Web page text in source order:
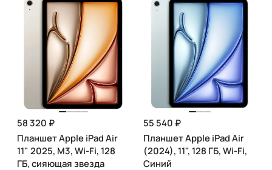
58 320 ₽
Планшет Apple iPad Air
11" 2025, M3, Wi-Fi, 128
ГБ, сияющая звезда
55 540 ₽
Планшет Apple iPad Air
(2024), 11", 128 ГБ, Wi-Fi,
Синий